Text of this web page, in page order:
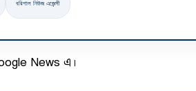
বরিশাল নিউজ এজেন্সী